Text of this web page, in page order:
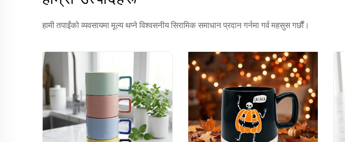
हामी तपाईंको व्यवसायमा मूल्य थप्ने विश्वसनीय सिरामिक समाधान प्रदान गर्नमा गर्व महसुस गर्छौं।